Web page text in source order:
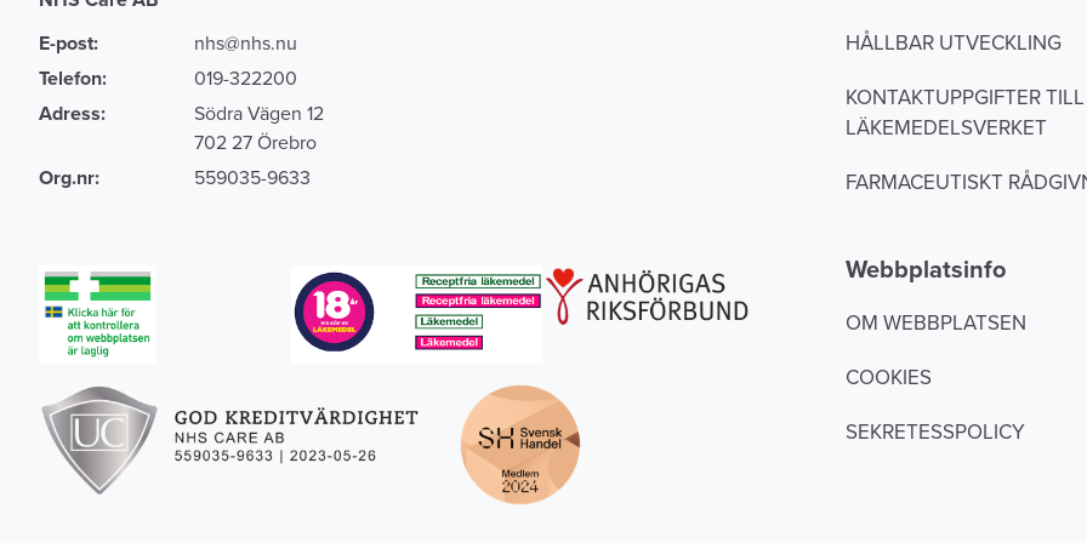
E-post:
nhs@nhs.nu
Telefon:
019-322200
Adress:
Södra Vägen 12
702 27 Örebro
Org.nr:
559035-9633
HÅLLBAR UTVECKLING
KONTAKTUPPGIFTER TILL
LÄKEMEDELSVERKET
FARMACEUTISKT
Webbplatsinfo
OM WEBBPLATSEN
COOKIES
SEKRETESSPOLICY